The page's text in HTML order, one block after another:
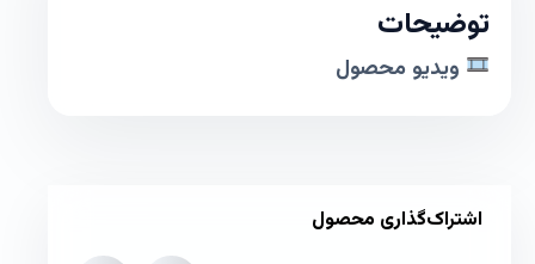
توضیحات
ویدیو محصول
اشتراک‌گذاری محصول